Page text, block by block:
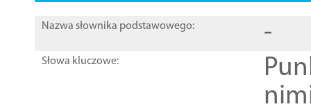
Nazwa słownika podstawowego: -
Słowa kluczowe: